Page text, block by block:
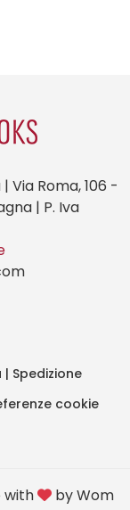
Via Roma, 106 -
| P. Iva
Spedizione
cookie
with byWom